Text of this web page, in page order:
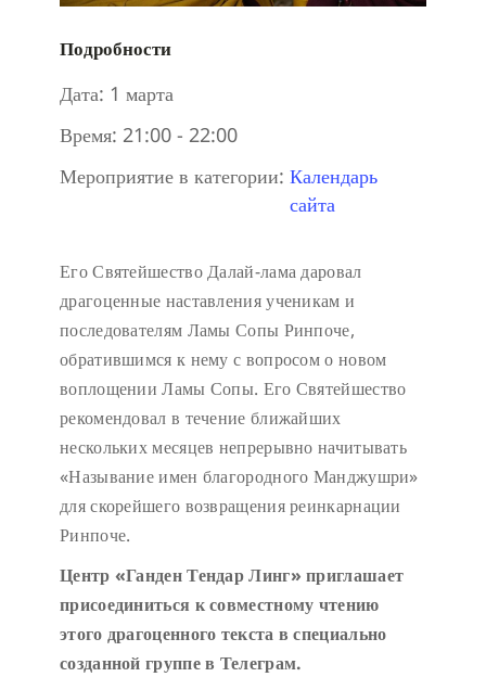
Подробности
Дата: 1 марта
Время: 21:00 - 22:00
Мероприятие в категории: Календарь
сайта
Его Святейшество Далай-лама даровал
драгоценные наставления ученикам и
последователям Ламы Сопы Ринпоче,
обратившимся к нему с вопросом о новом
воплощении Ламы Сопы. Его Святейшество
рекомендовал в течение ближайших
нескольких месяцев непрерывно начитывать
«Называние имен благородного Манджушри»
для скорейшего возвращения реинкарнации
Ринпоче.
Центр «Ганден Тендар Линг» приглашает
присоединиться к совместному чтению
этого драгоценного текста в специально
созданной группе в Телеграм.